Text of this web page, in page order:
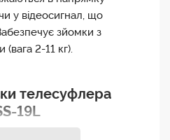
у відеосигнал, що
зйомки з
2-11 кг).
телесуфлера
19L